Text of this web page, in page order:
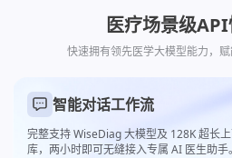
医疗场景级
快速拥有领先医学大模型能力，
智能对话工作流
完整支持 WiseDiag 大模型及 128K 超长
库，两小时即可无缝接入专属 AI 医生助手。